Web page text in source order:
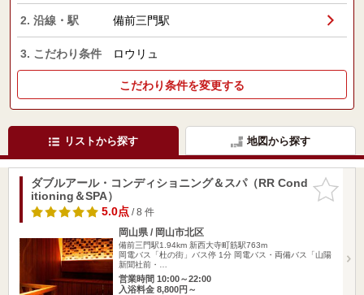
2. 沿線・駅 備前三門駅
3. こだわり条件 ロウリュ
こだわり条件を変更する
リストから探す 地図から探す
お気に入
りに追加
ダブルアール・コンディショニング＆スパ（RR Cond
itioning＆SPA）
5.0点/ 8 件
岡山県 / 岡山市北区
備前三門駅1.94km 新西大寺町筋駅763m
岡電バス「杜の街」バス停 1分 岡電バス・両備バス「山陽
新聞社前・…
営業時間 10:00～22:00
入浴料金 8,800円～